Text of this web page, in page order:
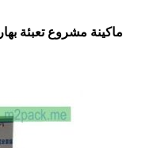
ماكينة مشروع تعبئة بهارات موديل 904